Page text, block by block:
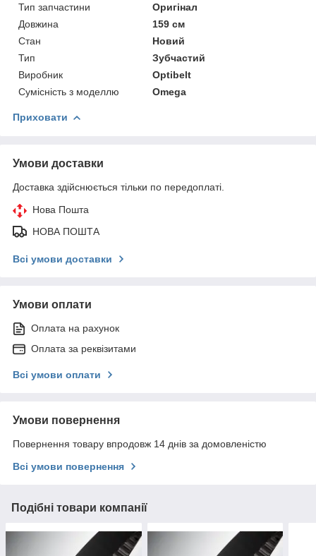
Тип запчастини
Оригінал
Довжина
159 см
Стан
Новий
Тип
Зубчастий
Виробник
Optibelt
Сумісність з моделлю
Omega
Приховати
Умови доставки
Доставка здійснюється тільки по передоплаті.
Нова Пошта
НОВА ПОШТА
Всі умови доставки
Умови оплати
Оплата на рахунок
Оплата за реквізитами
Всі умови оплати
Умови повернення
Повернення товару впродовж 14 днів за домовленістю
Всі умови повернення
Подібні товари компанії